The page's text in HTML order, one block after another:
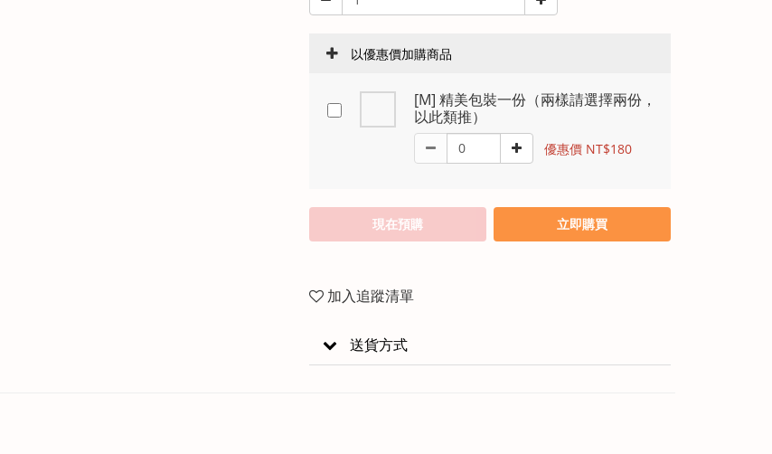
以優惠價加購商品
[M] 精美包裝一份（兩樣請選擇兩份，
以此類推）
優惠價 NT$180
現在預購 立即購買
加入追蹤清單
送貨方式